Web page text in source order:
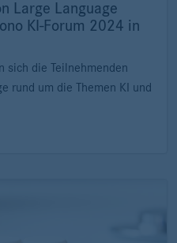
Large Language
KI-Forum 2024 in
sich die Teilnehmenden
rund um die Themen KI und